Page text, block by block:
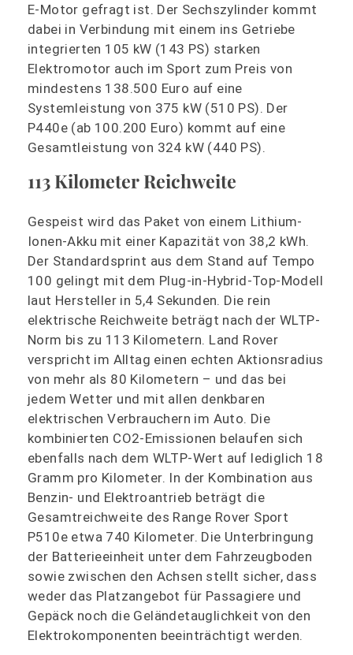
E-Motor gefragt ist. Der Sechszylinder kommt
dabei in Verbindung mit einem ins Getriebe
integrierten 105 kW (143 PS) starken
Elektromotor auch im Sport zum Preis von
mindestens 138.500 Euro auf eine
Systemleistung von 375 kW (510 PS). Der
P440e (ab 100.200 Euro) kommt auf eine
Gesamtleistung von 324 kW (440 PS).
113 Kilometer Reichweite
Gespeist wird das Paket von einem Lithium-
Ionen-Akku mit einer Kapazität von 38,2 kWh.
Der Standardsprint aus dem Stand auf Tempo
100 gelingt mit dem Plug-in-Hybrid-Top-Modell
laut Hersteller in 5,4 Sekunden. Die rein
elektrische Reichweite beträgt nach der WLTP-
Norm bis zu 113 Kilometern. Land Rover
verspricht im Alltag einen echten Aktionsradius
von mehr als 80 Kilometern – und das bei
jedem Wetter und mit allen denkbaren
elektrischen Verbrauchern im Auto. Die
kombinierten CO2-Emissionen belaufen sich
ebenfalls nach dem WLTP-Wert auf lediglich 18
Gramm pro Kilometer. In der Kombination aus
Benzin- und Elektroantrieb beträgt die
Gesamtreichweite des Range Rover Sport
P510e etwa 740 Kilometer. Die Unterbringung
der Batterieeinheit unter dem Fahrzeugboden
sowie zwischen den Achsen stellt sicher, dass
weder das Platzangebot für Passagiere und
Gepäck noch die Geländetauglichkeit von den
Elektrokomponenten beeinträchtigt werden.